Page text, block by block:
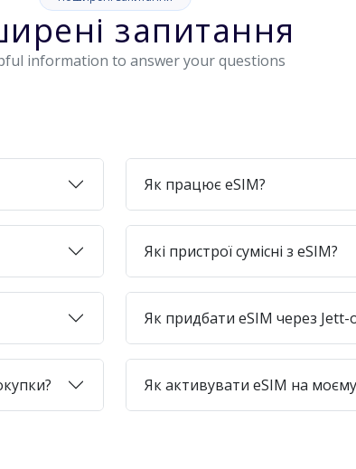
запитання
information to answer your questions
Як працює eSIM?
Які пристрої сумісні з eSIM?
Як придбати eSIM через Jett-
Як активувати eSIM на